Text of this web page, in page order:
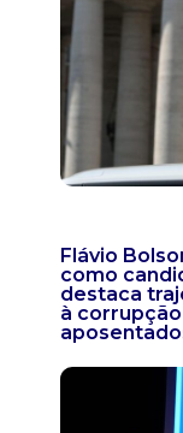
Flávio
como
destaca
à